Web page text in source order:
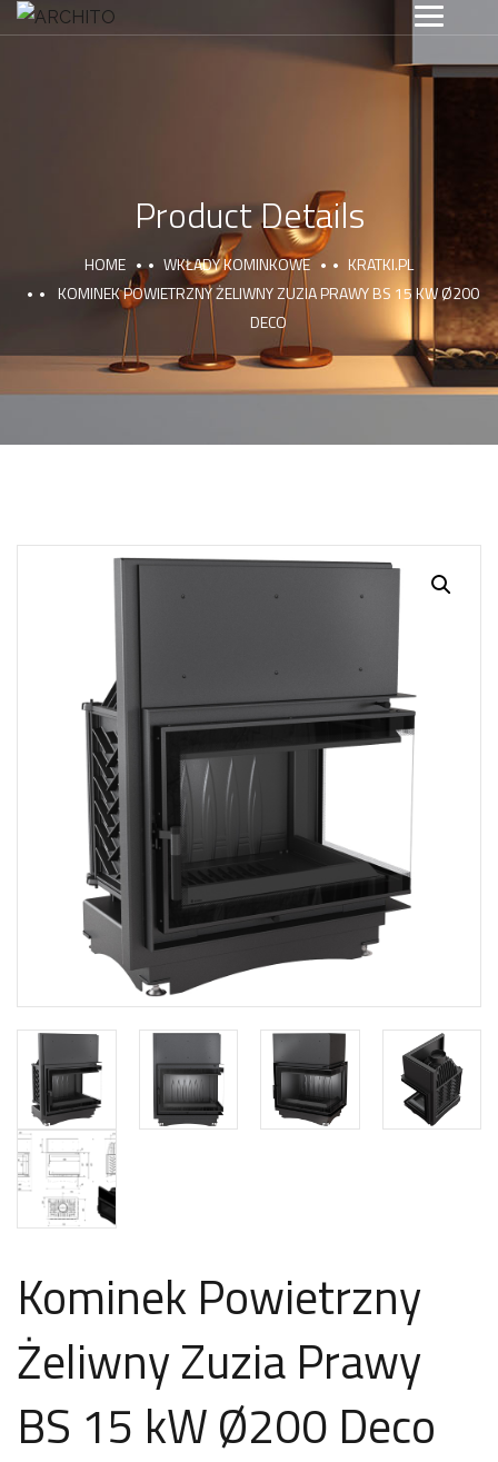
Product Details
HOME WKŁADY KOMINKOWE
KRATKI.PL
KOMINEK POWIETRZNY ŻELIWNY ZUZIA PRAWY BS 15 KW Ø200
DECO
Kominek Powietrzny
Żeliwny Zuzia Prawy
BS 15 kW Ø200 Deco